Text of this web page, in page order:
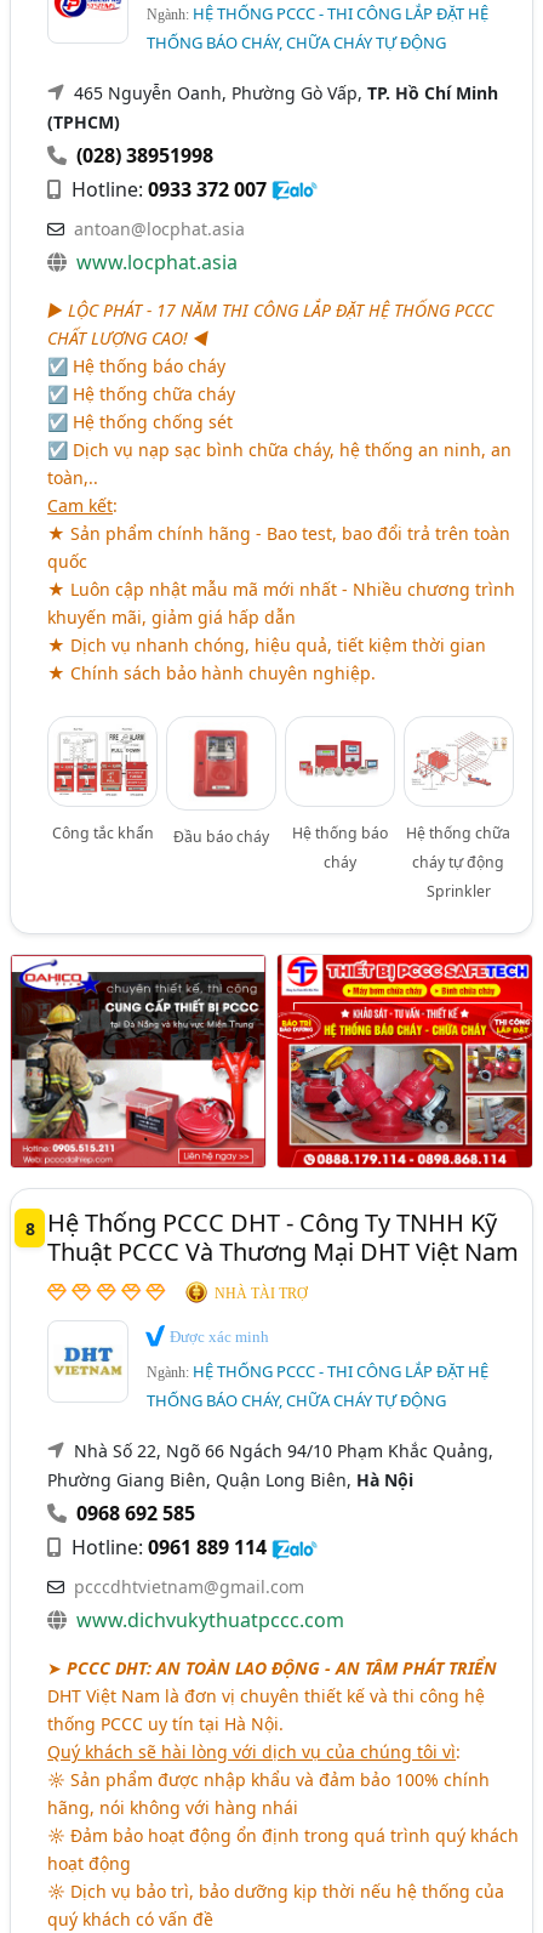
Ngành: HỆ THỐNG PCCC - THI CÔNG LẮP ĐẶT HỆ
THỐNG BÁO CHÁY, CHỮA CHÁY TỰ ĐỘNG
465 Nguyễn Oanh, Phường Gò Vấp,TP. Hồ Chí Minh
(TPHCM)
(028) 38951998
Hotline:0933 372 007
antoan@locphat.asia
www.locphat.asia
► LỘC PHÁT - 17 NĂM THI CÔNG LẮP ĐẶT HỆ THỐNG PCCC
CHẤT LƯỢNG CAO! ◄
☑ Hệ thống báo cháy
☑ Hệ thống chữa cháy
☑ Hệ thống chống sét
☑ Dịch vụ nạp sạc bình chữa cháy, hệ thống an ninh, an
toàn,..
Cam kết:
★ Sản phẩm chính hãng - Bao test, bao đổi trả trên toàn
quốc
★ Luôn cập nhật mẫu mã mới nhất - Nhiều chương trình
khuyến mãi, giảm giá hấp dẫn
★ Dịch vụ nhanh chóng, hiệu quả, tiết kiệm thời gian
★ Chính sách bảo hành chuyên nghiệp.
Công tắc khẩn Đầu báo cháy
Hệ thống báo
cháy
Hệ thống chữa
cháy tự động
Sprinkler
8
Hệ Thống PCCC DHT - Công Ty TNHH Kỹ
Thuật PCCC Và Thương Mại DHT Việt Nam
NHÀ TÀI TRỢ
Được xác minh
Ngành: HỆ THỐNG PCCC - THI CÔNG LẮP ĐẶT HỆ
THỐNG BÁO CHÁY, CHỮA CHÁY TỰ ĐỘNG
Nhà Số 22, Ngõ 66 Ngách 94/10 Phạm Khắc Quảng,
Phường Giang Biên, Quận Long Biên, Hà Nội
0968 692 585
Hotline:0961 889 114
pcccdhtvietnam@gmail.com
www.dichvukythuatpccc.com
➤PCCC DHT: AN TOÀN LAO ĐỘNG - AN TÂM PHÁT TRIỂN
DHT Việt Nam là đơn vị chuyên thiết kế và thi công hệ
thống PCCC uy tín tại Hà Nội.
Quý khách sẽ hài lòng với dịch vụ của chúng tôi vì:
☼ Sản phẩm được nhập khẩu và đảm bảo 100% chính
hãng, nói không với hàng nhái
☼ Đảm bảo hoạt động ổn định trong quá trình quý khách
hoạt động
☼ Dịch vụ bảo trì, bảo dưỡng kịp thời nếu hệ thống của
quý khách có vấn đề